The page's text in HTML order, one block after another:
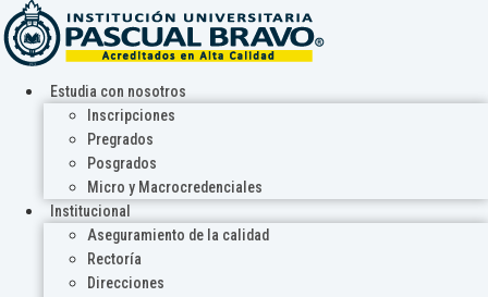
Estudia con nosotros
Inscripciones
Pregrados
Posgrados
Micro y Macrocredenciales
Institucional
Aseguramiento de la calidad
Rectoría
Direcciones